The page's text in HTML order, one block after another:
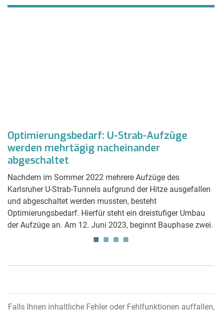
Optimierungsbedarf: U-Strab-Aufzüge
werden mehrtägig nacheinander
abgeschaltet
Nachdem im Sommer 2022 mehrere Aufzüge des
Karlsruher U-Strab-Tunnels aufgrund der Hitze ausgefallen
und abgeschaltet werden mussten, besteht
Optimierungsbedarf. Hierfür steht ein dreistufiger Umbau
der Aufzüge an. Am 12. Juni 2023, beginnt Bauphase zwei.
Falls Ihnen inhaltliche Fehler oder Fehlfunktionen auffallen,